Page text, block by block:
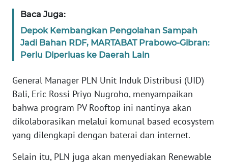
Baca Juga:
Depok Kembangkan Pengolahan Sampah
Jadi Bahan RDF, MARTABAT Prabowo-Gibran:
Perlu Diperluas ke Daerah Lain
General Manager PLN Unit Induk Distribusi (UID)
Bali, Eric Rossi Priyo Nugroho, menyampaikan
bahwa program PV Rooftop ini nantinya akan
dikolaborasikan melalui komunal based ecosystem
yang dilengkapi dengan baterai dan internet.
Selain itu, PLN juga akan menyediakan Renewable
WN
SULTENG
WN
WN
BABEL
WN
SUMBAR